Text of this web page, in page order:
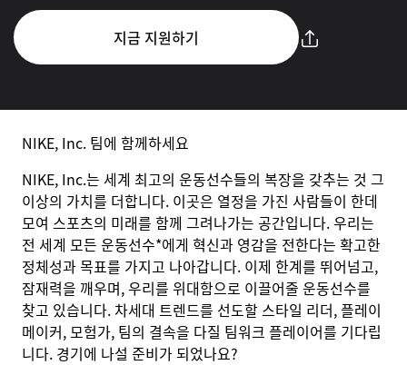
지금 지원하기
NIKE, Inc. 팀에 함께하세요
NIKE, Inc.는 세계 최고의 운동선수들의 복장을 갖추는 것 그
이상의 가치를 더합니다. 이곳은 열정을 가진 사람들이 한데
모여 스포츠의 미래를 함께 그려나가는 공간입니다. 우리는
전 세계 모든 운동선수*에게 혁신과 영감을 전한다는 확고한
정체성과 목표를 가지고 나아갑니다. 이제 한계를 뛰어넘고,
잠재력을 깨우며, 우리를 위대함으로 이끌어줄 운동선수를
찾고 있습니다. 차세대 트렌드를 선도할 스타일 리더, 플레이
메이커, 모험가, 팀의 결속을 다질 팀워크 플레이어를 기다립
니다. 경기에 나설 준비가 되었나요?